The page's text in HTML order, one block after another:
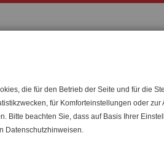
Handel Buchshop
die für den Betrieb der Seite und für die
für Komforteinstellungen oder
Bitte beachten Sie, dass auf Basis Ihrer
Datenschutzhinweisen.